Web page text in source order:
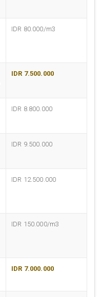
IDR 80.000/m3
IDR 7.500.000
IDR 8.800.000
IDR 9.500.000
IDR 12.500.000
IDR 150.000/m3
IDR 7.000.000